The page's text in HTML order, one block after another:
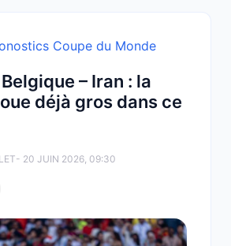
Coupe du Monde
– Iran : la
déjà gros dans ce
- 20 JUIN 2026, 09:30